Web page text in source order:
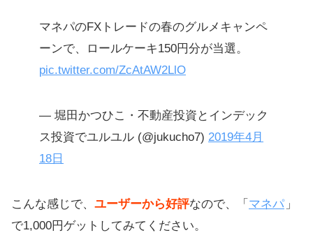
マネパのFXトレードの春のグルメキャンペ
ーンで、ロールケーキ150円分が当選。
pic.twitter.com/ZcAtAW2LlO
— 堀田かつひこ・不動産投資とインデック
ス投資でユルユル (@jukucho7) 2019年4月
18日
こんな感じで、 ユーザーから好評なので、「 マネパ 」
で1,000円ゲットしてみてください。